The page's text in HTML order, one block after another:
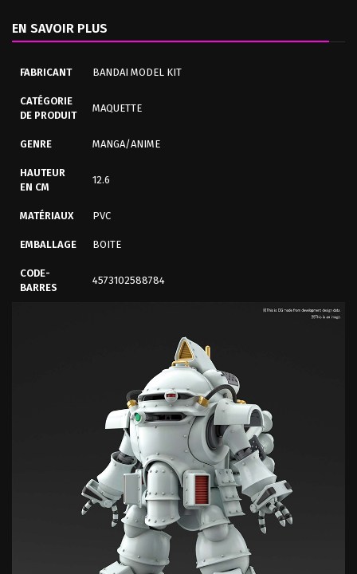
EN SAVOIR PLUS
FABRICANT BANDAI MODEL KIT
CATÉGORIE
DE PRODUIT
MAQUETTE
GENRE MANGA/ANIME
HAUTEUR
EN CM
12.6
MATÉRIAUX PVC
EMBALLAGE BOITE
CODE-
BARRES
4573102588784